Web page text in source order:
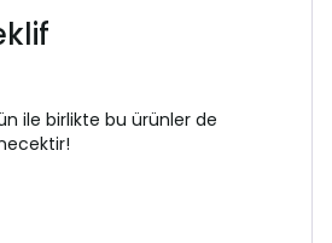
ile birlikte bu ürünler de